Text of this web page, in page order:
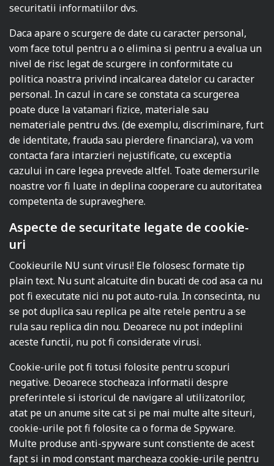
securitatii informatiilor dvs.
Daca apare o scurgere de date cu caracter personal,
vom face totul pentru a o elimina si pentru a evalua un
nivel de risc legat de scurgere in conformitate cu
politica noastra privind incalcarea datelor cu caracter
personal. In cazul in care se constata ca scurgerea
poate duce la vatamari fizice, materiale sau
nemateriale pentru dvs. (de exemplu, discriminare, furt
de identitate, frauda sau pierdere financiara), va vom
contacta fara intarzieri nejustificate, cu exceptia
cazului in care legea prevede altfel. Toate demersurile
noastre vor fi luate in deplina cooperare cu autoritatea
competenta de supraveghere.
Aspecte de securitate legate de cookie-
uri
Cookieurile NU sunt virusi! Ele folosesc formate tip
plain text. Nu sunt alcatuite din bucati de cod asa ca nu
pot fi executate nici nu pot auto-rula. In consecinta, nu
se pot duplica sau replica pe alte retele pentru a se
rula sau replica din nou. Deoarece nu pot indeplini
aceste functii, nu pot fi considerate virusi.
Cookie-urile pot fi totusi folosite pentru scopuri
negative. Deoarece stocheaza informatii despre
preferintele si istoricul de navigare al utilizatorilor,
atat pe un anume site cat si pe mai multe alte siteuri,
cookie-urile pot fi folosite ca o forma de Spyware.
Multe produse anti-spyware sunt constiente de acest
fapt si in mod constant marcheaza cookie-urile pentru